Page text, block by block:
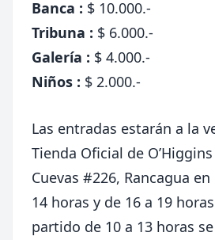
Banca : $ 10.000.-
Tribuna : $ 6.000.-
Galería : $ 4.000.-
Niños : $ 2.000.-
Las entradas estarán a la
Tienda Oficial de
Cuevas #226, Rancagua
14 horas y de 16 a 19
partido de 10 a 13 horas